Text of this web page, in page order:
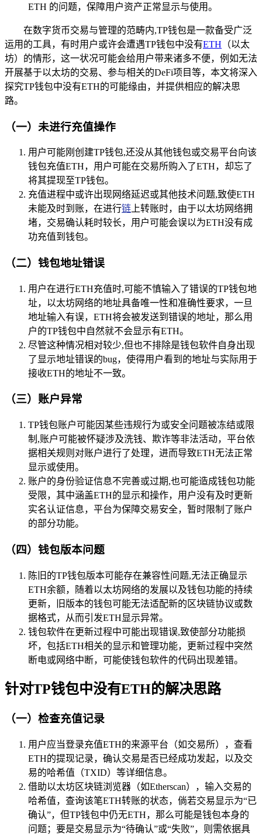
ETH 的问题，保障用户资产正常显示与使用。
在数字货币交易与管理的范畴内,TP钱包是一款备受广泛
运用的工具，有时用户或许会遭遇TP钱包中没有ETH （以太
坊）的情形，这一状况可能会给用户带来诸多不便，例如无法
开展基于以太坊的交易、参与相关的DeFi项目等，本文将深入
探究TP钱包中没有ETH的可能缘由，并提供相应的解决思
路。
（一）未进行充值操作
用户可能刚创建TP钱包,还没从其他钱包或交易平台向该
钱包充值ETH，用户可能在交易所购入了ETH，却忘了
将其提现至TP钱包。
充值进程中或许出现网络延迟或其他技术问题,致使ETH
未能及时到账，在进行链 上转账时，由于以太坊网络拥
堵，交易确认耗时较长，用户可能会误以为ETH没有成
功充值到钱包。
（二）钱包地址错误
用户在进行ETH充值时,可能不慎输入了错误的TP钱包地
址，以太坊网络的地址具备唯一性和准确性要求，一旦
地址输入有误，ETH将会被发送到错误的地址，那么用
户的TP钱包中自然就不会显示有ETH。
尽管这种情况相对较少,但也不排除是钱包软件自身出现
了显示地址错误的bug，使得用户看到的地址与实际用于
接收ETH的地址不一致。
（三）账户异常
TP钱包账户可能因某些违规行为或安全问题被冻结或限
制,账户可能被怀疑涉及洗钱、欺诈等非法活动，平台依
据相关规则对账户进行了处理，进而导致ETH无法正常
显示或使用。
账户的身份验证信息不完善或过期,也可能造成钱包功能
受限，其中涵盖ETH的显示和操作，用户没有及时更新
实名认证信息，平台为保障交易安全，暂时限制了账户
的部分功能。
（四）钱包版本问题
陈旧的TP钱包版本可能存在兼容性问题,无法正确显示
ETH余额，随着以太坊网络的发展以及钱包功能的持续
更新，旧版本的钱包可能无法适配新的区块链协议或数
据格式，从而引发ETH显示异常。
钱包软件在更新过程中可能出现错误,致使部分功能损
坏，包括ETH相关的显示和管理功能，更新过程中突然
断电或网络中断，可能使钱包软件的代码出现差错。
针对TP钱包中没有ETH的解决思路
（一）检查充值记录
用户应当登录充值ETH的来源平台（如交易所），查看
ETH的提现记录，确认交易是否已经成功发起，以及交
易的哈希值（TXID）等详细信息。
借助以太坊区块链浏览器（如Etherscan），输入交易的
哈希值，查询该笔ETH转账的状态，倘若交易显示为“已
确认”，但TP钱包中仍无ETH，那么可能是钱包本身的
问题；要是交易显示为“待确认”或“失败”，则需依据具